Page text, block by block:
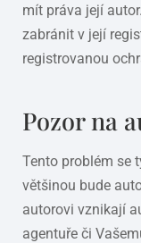
mít práva její
zabránit v její
registrovanou
Pozor na
Tento problém se
většinou bude
autorovi vznikají
agentuře či